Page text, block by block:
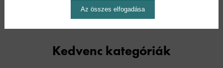
Kedvenc kategóriák
Az összes elfogadása